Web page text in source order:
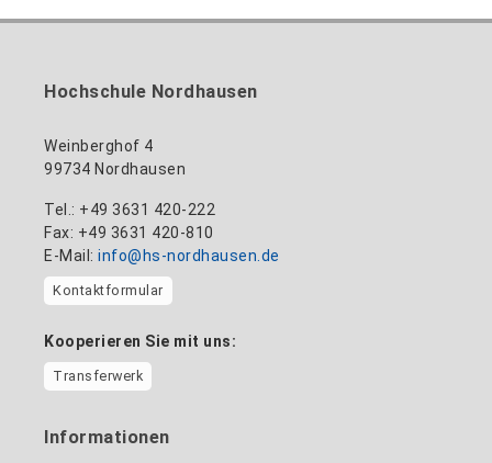
Hochschule Nordhausen
Weinberghof 4
99734 Nordhausen
Tel.: +49 3631 420-222
Fax: +49 3631 420-810
E-Mail: info@hs-nordhausen.de
Kontaktformular
Kooperieren Sie mit uns:
Transferwerk
Informationen